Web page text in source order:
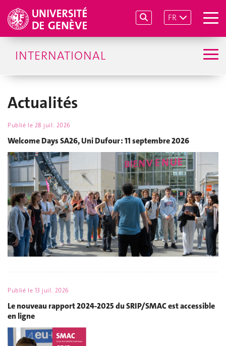
FR
INTERNATIONAL
Actualités
Publié le 28 juil. 2026
Welcome Days SA26, Uni Dufour : 11 septembre 2026
Publié le 13 juil. 2026
Le nouveau rapport 2024-2025 du SRIP/SMAC est accessible
en ligne